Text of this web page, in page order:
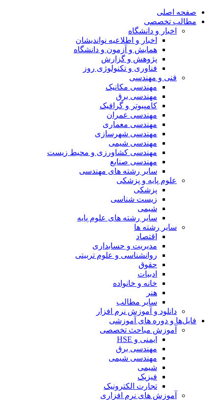
صفحه اصلی
مطالب تخصصی
اخبار و دانشگاه
اخبار و اطلاعیه نواندیشان
همایش و آزمون و دانشگاه
پژوهش و گزارش
فناوری و تکنولوژی روز
فنی و مهندسی
مهندسی مکانیک
مهندسی برق
کامپیوتر و گرافیک
مهندسی عمران
مهندسی معماری
مهندسی شهرسازی
مهندسی شیمی
مهندسی کشاورزی و محیط زیست
مهندسی صنایع
سایر رشته های مهندسی
علوم پایه و پزشکی
پزشکی
زیست شناسی
شیمی
سایر رشته های علوم پایه
سایر رشته ها
اقتصاد
مدیریت و حسابداری
روانشناسی و علوم تربیتی
حقوق
ادبیات
خانه و خانواده
هنر
سایر مطالب
دانلود و آموزش نرم افزار
فایل‌ها و دوره های آموزشی
آموزش مباحث تخصصی
ایمنی و HSE
مهندسی برق
مهندسی شیمی
شیمی
فیزیک
تجارت الکترونیک
آموزش های نرم افزاری